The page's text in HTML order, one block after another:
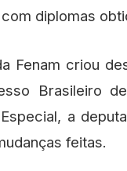
diplomas
Fenam criou
Brasileiro
a
feitas.